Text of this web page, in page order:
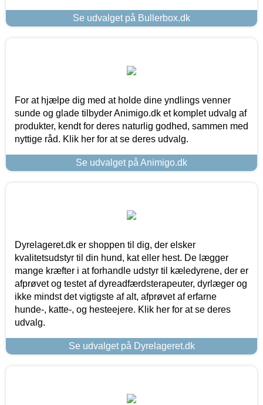
Se udvalget på Bullerbox.dk
For at hjælpe dig med at holde dine yndlings venner
sunde og glade tilbyder Animigo.dk et komplet udvalg af
produkter, kendt for deres naturlig godhed, sammen med
nyttige råd. Klik her for at se deres udvalg.
Se udvalget på Animigo.dk
Dyrelageret.dk er shoppen til dig, der elsker
kvalitetsudstyr til din hund, kat eller hest. De lægger
mange kræfter i at forhandle udstyr til kæledyrene, der er
afprøvet og testet af dyreadfærdsterapeuter, dyrlæger og
ikke mindst det vigtigste af alt, afprøvet af erfarne
hunde-, katte-, og hesteejere. Klik her for at se deres
udvalg.
Se udvalget på Dyrelageret.dk